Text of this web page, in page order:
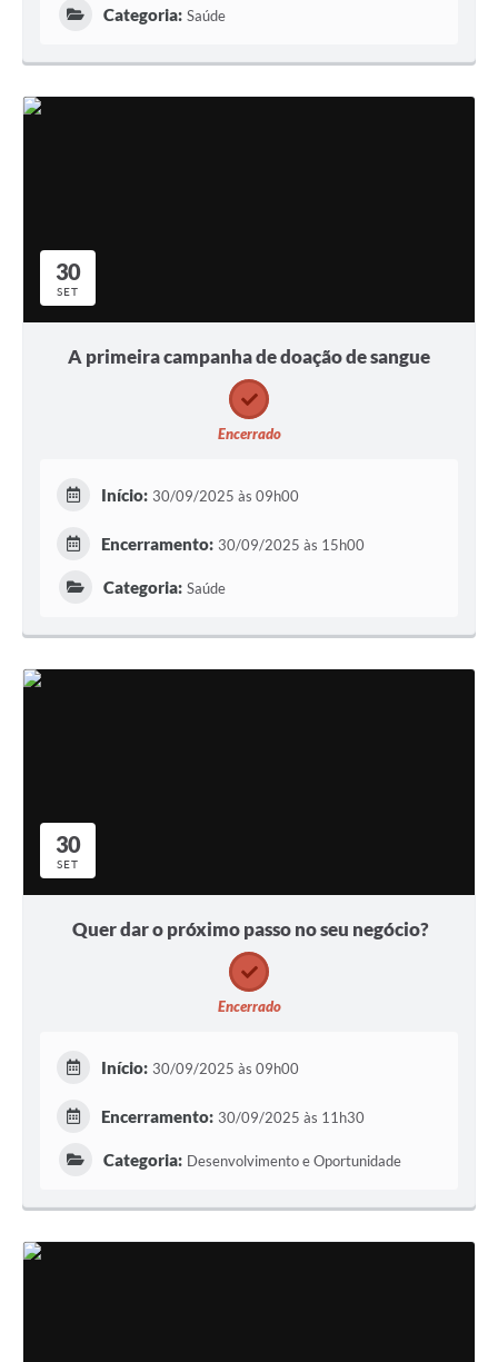
Categoria: Saúde
30
SET
A primeira campanha de doação de sangue
Encerrado
Início: 30/09/2025 às 09h00
Encerramento: 30/09/2025 às 15h00
Categoria: Saúde
30
SET
Quer dar o próximo passo no seu negócio?
Encerrado
Início: 30/09/2025 às 09h00
Encerramento: 30/09/2025 às 11h30
Categoria: Desenvolvimento e Oportunidade